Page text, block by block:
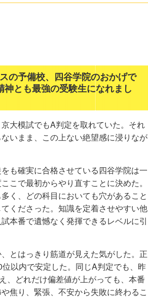
の予備校、四谷学院のおかげで
とも最強の受験生になれまし
大模試でもA判定を取れていた。それ
いまま、この上ない絶望感に浸りなが
も確実に合格させている四谷学院は一
こで最初からやり直すことに決めた。
く、どの科目においても穴があること
くださった。知識を定着させやすい他
本番で遺憾なく発揮できるレベルに引
とはっきり筋道が見えた気がした。正
以内で安定した。同じA判定でも、昨
、どれだけ偏差値が上がっても、本番
焦り、緊張、不安から失敗に終わるこ